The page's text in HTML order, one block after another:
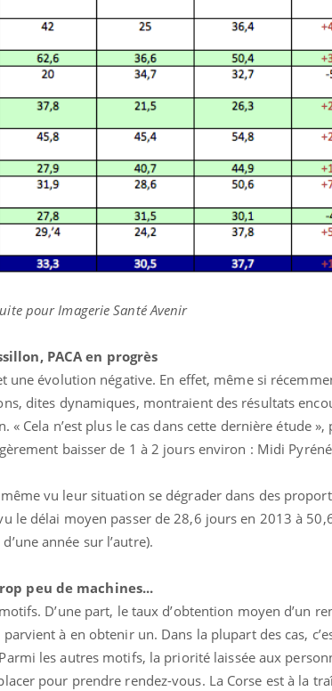
pour Imagerie Santé Avenir
PACA en progrès
une évolution négative. En effet, même si
dites dynamiques, montraient des résultats
Cela n’est plus le cas dans cette dernière étude »,
baisser de 1 à 2 jours environ : Midi
vu leur situation se dégrader dans des
le délai moyen passer de 28,6 jours en 2013 à
année sur l’autre).
rop peu de machines...
D’une part, le taux d’obtention moyen d’un
à en obtenir un. Dans la plupart des cas,
les autres motifs, la priorité laissée aux
pour prendre rendez-vous. La Corse est à la